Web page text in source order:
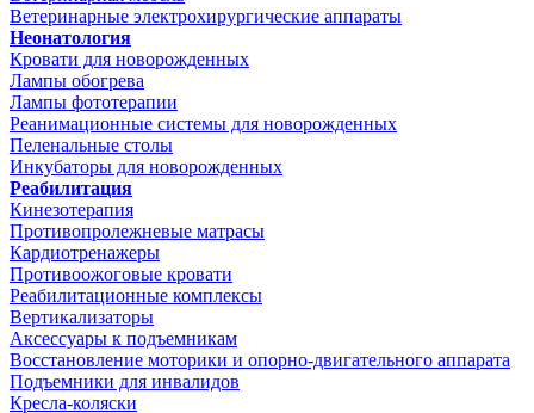
Ветеринарные электрохирургические аппараты
Неонатология
Кровати для новорожденных
Лампы обогрева
Лампы фототерапии
Реанимационные системы для новорожденных
Пеленальные столы
Инкубаторы для новорожденных
Реабилитация
Кинезотерапия
Противопролежневые матрасы
Кардиотренажеры
Противоожоговые кровати
Реабилитационные комплексы
Вертикализаторы
Аксессуары к подъемникам
Восстановление моторики и опорно-двигательного аппарата
Подъемники для инвалидов
Кресла-коляски